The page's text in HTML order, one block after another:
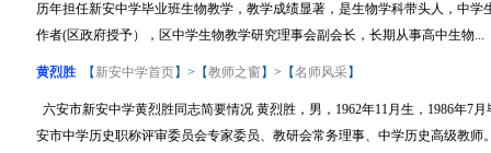
历年担任新安中学毕业班生物教学，教学成绩显著，是生物学科带头人，中
作者(区政府授予），区中学生物教学研究理事会副会长，长期从事高中生物...
黄烈胜 【 新安中学首页】>【教师之窗】>【名师风采】
六安市新安中学黄烈胜同志简要情况 黄烈胜，男，1962年11月生，1986年7
安市中学历史职称评审委员会专家委员、教研会常务理事、中学历史高级教